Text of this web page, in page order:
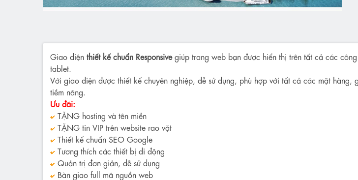
Giao diện thiết kế chuẩn Responsivegiúp trang web bạn được hiển thị trên tất cả các
tablet.
Với giao diện được thiết kế chuyên nghiệp, dễ sử dụng, phù hợp với tất cả các mặt
tiềm năng.
Ưu đãi:
TẶNG hosting và tên miền
TẶNG tin VIP trên website rao vặt
Thiết kế chuẩn SEO Google
Tương thích các thiết bị di động
Quản trị đơn giản, dễ sử dụng
Bàn giao full mã nguồn web